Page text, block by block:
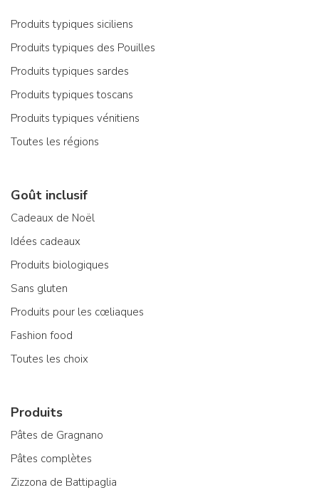
Produits typiques siciliens
Produits typiques des Pouilles
Produits typiques sardes
Produits typiques toscans
Produits typiques vénitiens
Toutes les régions
Goût inclusif
Cadeaux de Noël
Idées cadeaux
Produits biologiques
Sans gluten
Produits pour les cœliaques
Fashion food
Toutes les choix
Produits
Pâtes de Gragnano
Pâtes complètes
Zizzona de Battipaglia